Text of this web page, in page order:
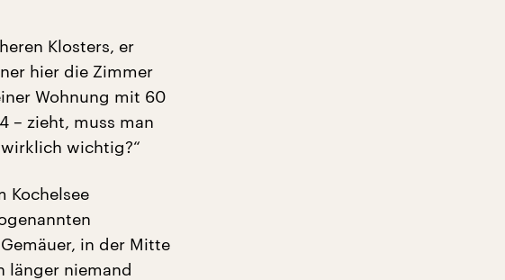
Klosters, er
hier die Zimmer
Wohnung mit 60
– zieht, muss man
wichtig?“
Kochelsee
in der Mitte
länger niemand